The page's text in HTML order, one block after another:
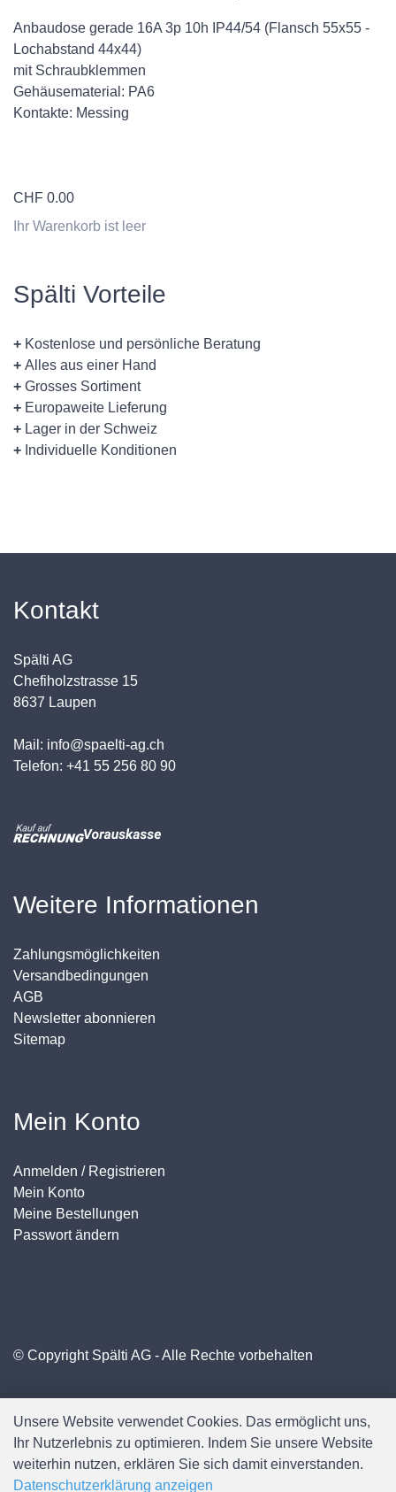
Anbaudose gerade 16A 3p 10h IP44/54 (Flansch 55x55 -
Lochabstand 44x44)
mit Schraubklemmen
Gehäusematerial: PA6
Kontakte: Messing
CHF 0.00
Ihr Warenkorb ist leer
Spälti Vorteile
+ Kostenlose und persönliche Beratung
+ Alles aus einer Hand
+ Grosses Sortiment
+ Europaweite Lieferung
+ Lager in der Schweiz
+ Individuelle Konditionen
Kontakt
Spälti AG
Chefiholzstrasse 15
8637 Laupen
Mail: info@spaelti-ag.ch
Telefon: +41 55 256 80 90
Weitere Informationen
Zahlungsmöglichkeiten
Versandbedingungen
AGB
Newsletter abonnieren
Sitemap
Mein Konto
Anmelden / Registrieren
Mein Konto
Meine Bestellungen
Passwort ändern
© Copyright Spälti AG - Alle Rechte vorbehalten
Unsere Website verwendet Cookies. Das ermöglicht uns,
Ihr Nutzerlebnis zu optimieren. Indem Sie unsere Website
weiterhin nutzen, erklären Sie sich damit einverstanden.
Datenschutzerklärung anzeigen